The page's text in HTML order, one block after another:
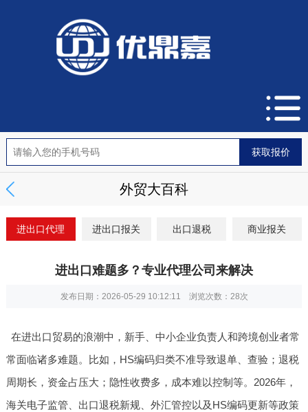
外贸大百科
进出口代理 进出口报关 出口退税 商业报关
进出口难题多？专业代理公司来解决
发布日期：2026-05-29 10:12:11 浏览次数： 28次
在进出口贸易的浪潮中，新手、中小企业负责人和跨境创业者常
常面临诸多难题。比如，HS编码归类不准导致退单、查验；退税
周期长，资金占压大；隐性收费多，成本难以控制等。2026年，
海关电子监管、出口退税新规、外汇管控以及HS编码更新等政策